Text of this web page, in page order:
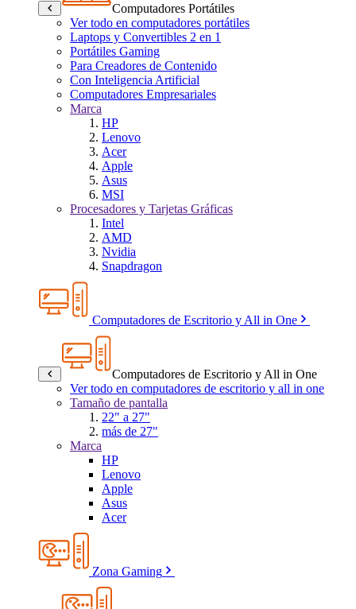
Computadores Portátiles
Ver todo en computadores portátiles
Laptops y Convertibles 2 en 1
Portátiles Gaming
Para Creadores de Contenido
Con Inteligencia Artificial
Computadores Empresariales
Marca
HP
Lenovo
Acer
Apple
Asus
MSI
Procesadores y Tarjetas Gráficas
Intel
AMD
Nvidia
Snapdragon
Computadores de Escritorio y All in One
Computadores de Escritorio y All in One
Ver todo en computadores de escritorio y all in one
Tamaño de pantalla
22" a 27"
más de 27"
Marca
HP
Lenovo
Apple
Asus
Acer
Zona Gaming